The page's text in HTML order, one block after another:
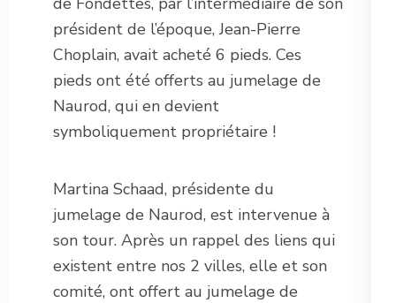
président de l’époque, Jean-Pierre
Choplain, avait acheté 6 pieds. Ces
pieds ont été offerts au jumelage de
Naurod, qui en devient
symboliquement propriétaire !
Martina Schaad, présidente du
jumelage de Naurod, est intervenue à
son tour. Après un rappel des liens qui
existent entre nos 2 villes, elle et son
comité, ont offert au jumelage de